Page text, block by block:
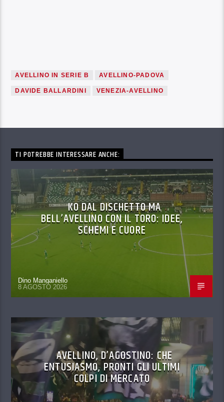
AVELLINO IN SERIE B AVELLINO-PADOVA
DAVIDE BALLARDINI VENEZIA-AVELLINO
TI POTREBBE INTERESSARE ANCHE:
KO DAL DISCHETTO MA
BELL’AVELLINO CON IL TORO: IDEE,
SCHEMI E CUORE
Dino Manganiello
8 AGOSTO 2026
AVELLINO, D’AGOSTINO: CHE
ENTUSIASMO, PRONTI GLI ULTIMI
COLPI DI MERCATO